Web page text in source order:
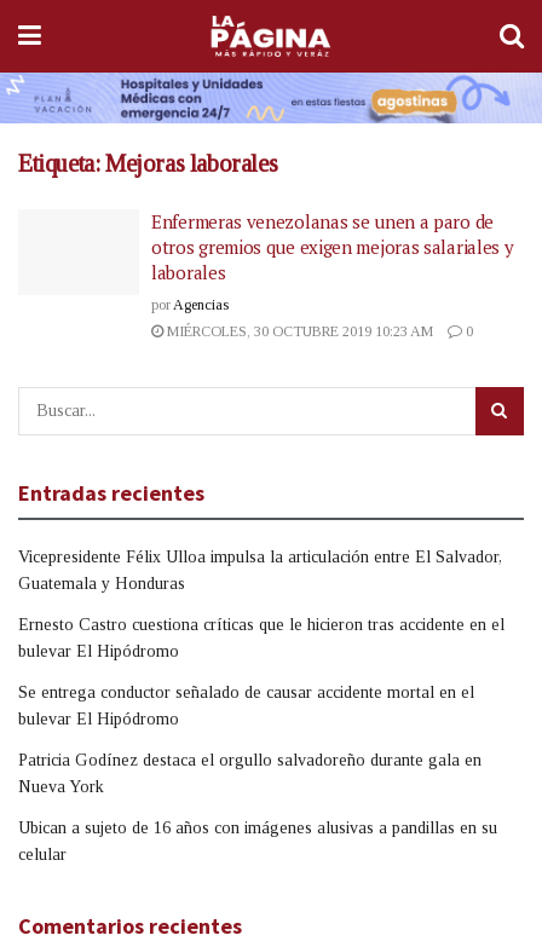
Etiqueta:Mejoras laborales
Enfermeras venezolanas se unen a paro de
otros gremios que exigen mejoras salariales y
laborales
por Agencias
MIÉRCOLES, 30 OCTUBRE 2019 10:23 AM
0
Entradas recientes
Vicepresidente Félix Ulloa impulsa la articulación entre El Salvador,
Guatemala y Honduras
Ernesto Castro cuestiona críticas que le hicieron tras accidente en el
bulevar El Hipódromo
Se entrega conductor señalado de causar accidente mortal en el
bulevar El Hipódromo
Patricia Godínez destaca el orgullo salvadoreño durante gala en
Nueva York
Ubican a sujeto de 16 años con imágenes alusivas a pandillas en su
celular
Comentarios recientes